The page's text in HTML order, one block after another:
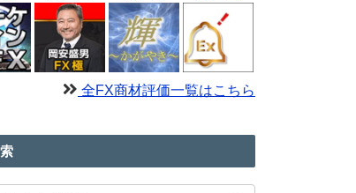
全FX商材評価一覧はこちら